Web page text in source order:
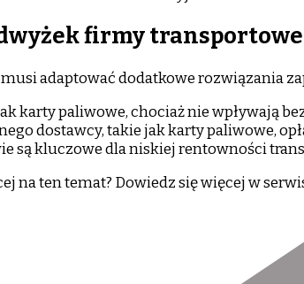
firmy
adaptować dodatkowe rozwiązania
karty paliwowe, chociaż nie wpływają
dostawcy, takie jak karty paliwowe,
są kluczowe dla niskiej rentowności
na ten temat? Dowiedz się więcej w